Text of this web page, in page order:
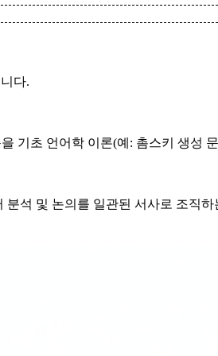
다.
기초 언어학 이론(예: 촘스키 생성
분석 및 논의를 일관된 서사로 조직